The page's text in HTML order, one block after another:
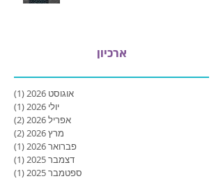
ארכיון
אוגוסט 2026 (1)
יולי 2026
(1)
אפריל 2026
(2)
מרץ 2026
(2)
פברואר 2026
(1)
דצמבר 2025
(1)
ספטמבר 2025
(1)